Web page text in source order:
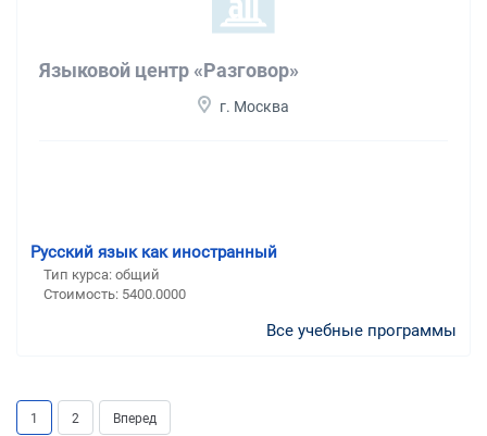
Языковой центр «Разговор»
г. Москва
Русский язык как иностранный
Тип курса: общий
Стоимость: 5400.0000
Все учебные программы
1 2 Вперед